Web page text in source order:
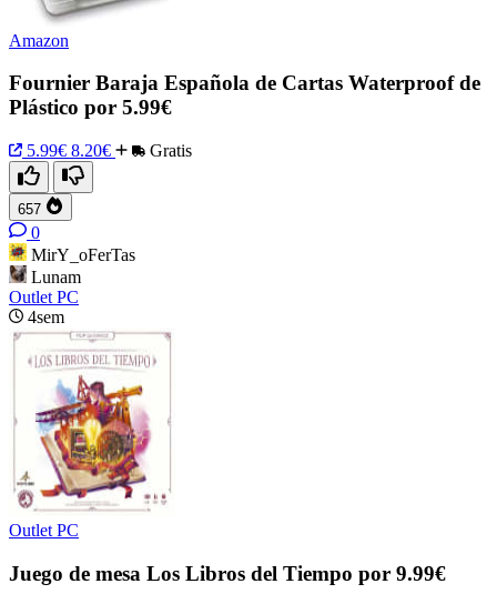
Amazon
Fournier Baraja Española de Cartas Waterproof de
Plástico por 5.99€
5.99€ 8.20€ Gratis
657
0
MirY_oFerTas
Lunam
Outlet PC
4sem
Outlet PC
Juego de mesa Los Libros del Tiempo por 9.99€